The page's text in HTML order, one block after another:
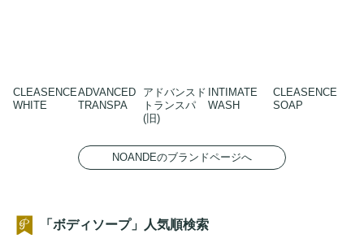
CLEASENCE
WHITE
ADVANCED
TRANSPA
アドバンスド
トランスパ
(旧)
INTIMATE
WASH
CLEASENCE
SOAP
NOANDEのブランドページへ
「ボディソープ」人気順検索